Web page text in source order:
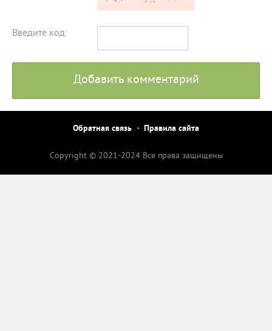
Введите код:
Добавить комментарий
Обратная связь Правила сайта
Copyright © 2021-2024 Все права защищены